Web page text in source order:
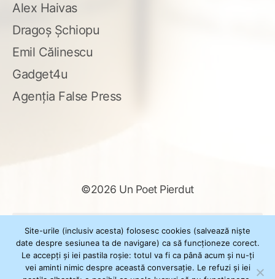
Alex Haivas
Dragoș Șchiopu
Emil Călinescu
Gadget4u
Agenția False Press
©2026 Un Poet Pierdut
după:
Site-urile (inclusiv acesta) folosesc cookies (salvează niște
date despre sesiunea ta de navigare) ca să funcționeze corect.
Le accepți și iei pastila roșie: totul va fi ca până acum și nu-ți
vei aminti nimic despre această conversație. Le refuzi și iei